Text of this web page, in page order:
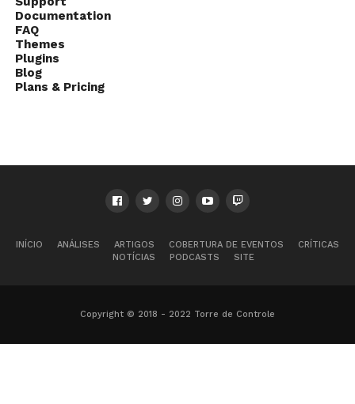
Documentation
FAQ
Themes
Plugins
Blog
Plans & Pricing
INÍCIO ANÁLISES ARTIGOS COBERTURA DE EVENTOS
CRÍTICAS
NOTÍCIAS
PODCASTS SITE
Copyright © 2018 - 2022 Torre de Controle